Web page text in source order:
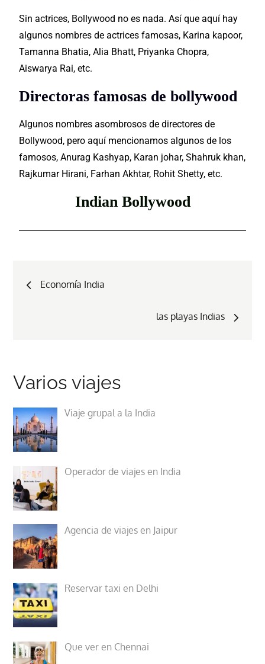
Sin actrices, Bollywood no es nada. Así que aquí hay
algunos nombres de actrices famosas, Karina kapoor,
Tamanna Bhatia, Alia Bhatt, Priyanka Chopra,
Aiswarya Rai, etc.
Directoras famosas de bollywood
Algunos nombres asombrosos de directores de
Bollywood, pero aquí mencionamos algunos de los
famosos, Anurag Kashyap, Karan johar, Shahruk khan,
Rajkumar Hirani, Farhan Akhtar, Rohit Shetty, etc.
Indian Bollywood
Economía India
las playas Indias
Varios viajes
Viaje grupal a la India
Operador de viajes en India
Agencia de viajes en Jaipur
Reservar taxi en Delhi
Que ver en Chennai